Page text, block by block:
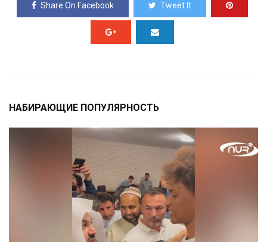
Share On Facebook Tweet It
НАБИРАЮЩИЕ ПОПУЛЯРНОСТЬ